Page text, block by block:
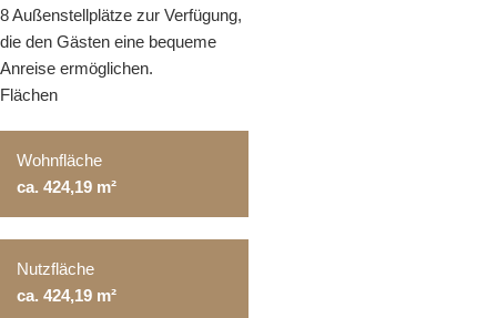
8 Außenstellplätze zur Verfügung,
die den Gästen eine bequeme
Anreise ermöglichen.
Flächen
Wohnfläche
ca. 424,19 m²
Nutzfläche
ca. 424,19 m²